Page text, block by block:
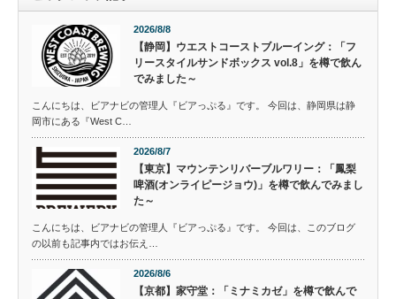
2026/8/8
【静岡】ウエストコーストブルーイング：「フ
リースタイルサンドボックス vol.8」を樽で飲ん
でみました～
こんにちは、ビアナビの管理人『ビアっぷる』です。 今回は、静岡県は静
岡市にある『West C…
2026/8/7
【東京】マウンテンリバーブルワリー：「鳳梨
啤酒(オンライピージョウ)」を樽で飲んでみまし
た～
こんにちは、ビアナビの管理人『ビアっぷる』です。 今回は、このブログ
の以前も記事内ではお伝え…
2026/8/6
【京都】家守堂：「ミナミカゼ」を樽で飲んで